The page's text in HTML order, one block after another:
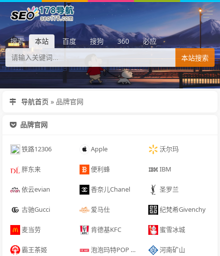
搜索 本站 百度 搜狗 360 必应
本站搜索
导航首页 » 品牌官网
品牌官网
铁路12306 Apple 沃尔玛
胖东来 便利蜂 IBM
依云evian 香奈儿Chanel 圣罗兰
古驰Gucci 爱马仕 纪梵希Givenchy
麦当劳 肯德基KFC 蜜雪冰城
霸王茶姬 泡泡玛特‌POP MART 河南矿山